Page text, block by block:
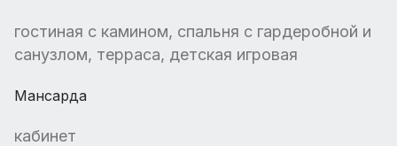
гостиная с камином, спальня с гардеробной и
санузлом, терраса, детская игровая
Мансарда
кабинет